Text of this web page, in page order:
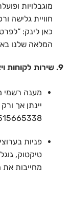
מוגבלויות
חוויית גלישה
כאן לינק:
המלאה שלנו
9. שירות לקוחות ויצירת קשר
מענה רשמי
יינתן אך
0515665338 או
פניות
טיקטוק,
מחייבות